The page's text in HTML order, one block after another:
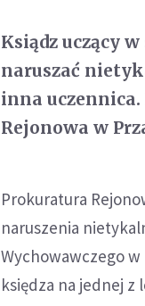
Ksiądz uczący
naruszać
inna uczennica.
Rejonowa w
Prokuratura
naruszenia
Wychowawczego
księdza na jednej z